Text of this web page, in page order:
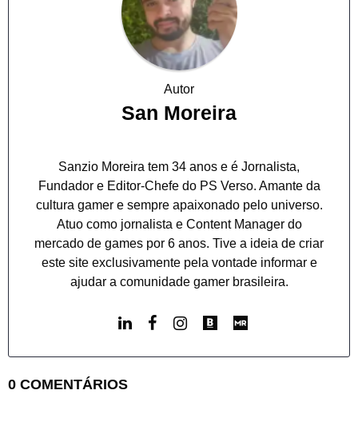
Autor
San Moreira
Sanzio Moreira tem 34 anos e é Jornalista,
Fundador e Editor-Chefe do PS Verso. Amante da
cultura gamer e sempre apaixonado pelo universo.
Atuo como jornalista e Content Manager do
mercado de games por 6 anos. Tive a ideia de criar
este site exclusivamente pela vontade informar e
ajudar a comunidade gamer brasileira.
0 COMENTÁRIOS